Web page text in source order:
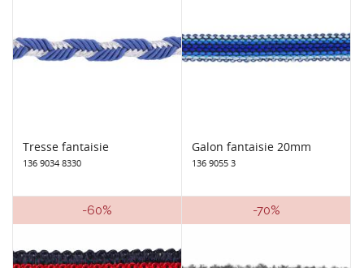
Tresse fantaisie
136 9034 8330
Galon fantaisie 20mm
136 9055 3
-60% -70%